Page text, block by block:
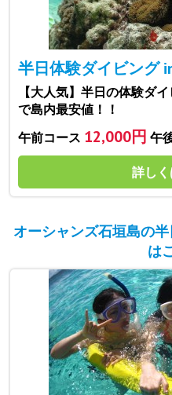
半日体験ダイビング
【大人気】半日の体験ダ
で島内最安値！！
午前コース 12,000円 午
詳し
オーシャンズ石垣島の
は